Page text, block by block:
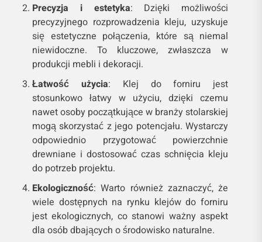
Precyzja i estetyka: Dzięki możliwości
precyzyjnego rozprowadzenia kleju, uzyskuje
się estetyczne połączenia, które są niemal
niewidoczne. To kluczowe, zwłaszcza w
produkcji mebli i dekoracji.
Łatwość użycia: Klej do forniru jest
stosunkowo łatwy w użyciu, dzięki czemu
nawet osoby początkujące w branży stolarskiej
mogą skorzystać z jego potencjału. Wystarczy
odpowiednio przygotować powierzchnie
drewniane i dostosować czas schnięcia kleju
do potrzeb projektu.
Ekologiczność: Warto również zaznaczyć, że
wiele dostępnych na rynku klejów do forniru
jest ekologicznych, co stanowi ważny aspekt
dla osób dbających o środowisko naturalne.